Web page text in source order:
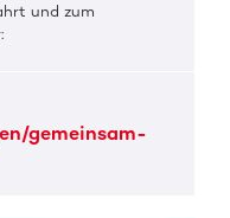
und zum
gemeinsam-